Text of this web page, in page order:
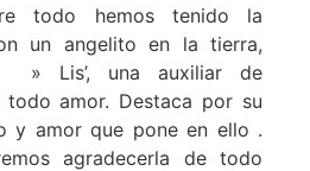
todo hemos tenido la
un angelito en la tierra,
» Lis’, una auxiliar de
todo amor. Destaca por su
y amor que pone en ello .
agradecerla de todo